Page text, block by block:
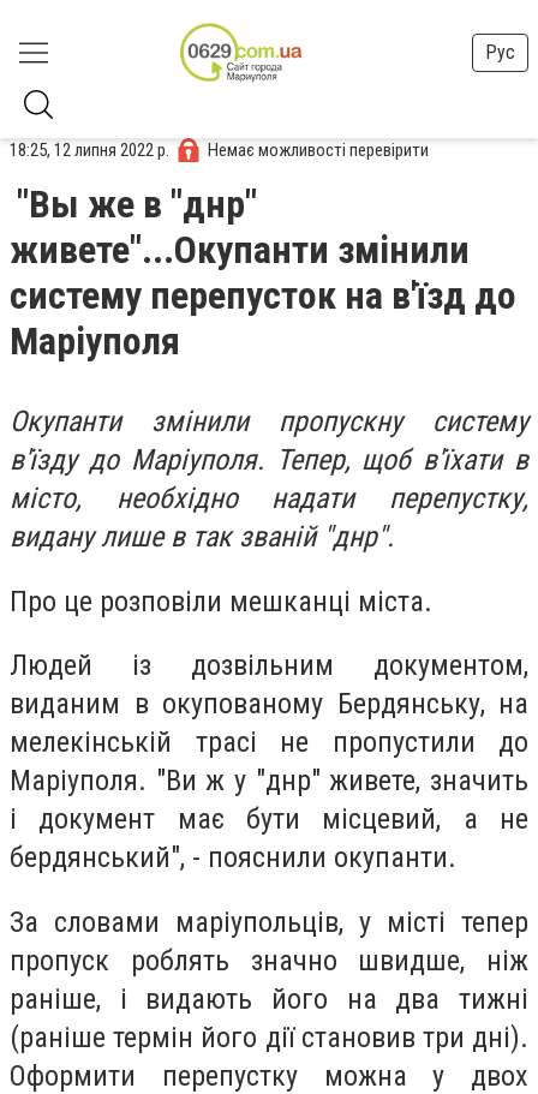
Рус
18:25, 12 липня 2022 р. Немає можливості перевірити
"Вы же в "днр"
живете"...Окупанти змінили
систему перепусток на в'їзд до
Маріуполя
Окупанти змінили пропускну систему
в'їзду до Маріуполя. Тепер, щоб в'їхати в
місто, необхідно надати перепустку,
видану лише в так званій "днр".
Про це розповіли мешканці міста.
Людей із дозвільним документом,
виданим в окупованому Бердянську, на
мелекінській трасі не пропустили до
Маріуполя. "Ви ж у "днр" живете, значить
і документ має бути місцевий, а не
бердянський", - пояснили окупанти.
За словами маріупольців, у місті тепер
пропуск роблять значно швидше, ніж
раніше, і видають його на два тижні
(раніше термін його дії становив три дні).
Оформити перепустку можна у двох